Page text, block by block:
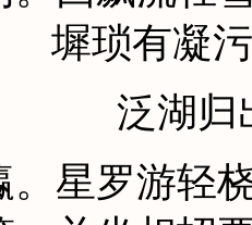
墀琐有凝
泛湖归
。星罗游轻